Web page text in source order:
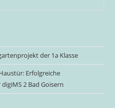
der 1a Klasse
Erfolgreiche
2 Bad Goisern